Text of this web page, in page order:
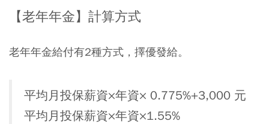
【老年年金】計算方式
老年年金給付有2種方式，擇優發給。
平均月投保薪資×年資× 0.775%+3,000 元
平均月投保薪資×年資×1.55%